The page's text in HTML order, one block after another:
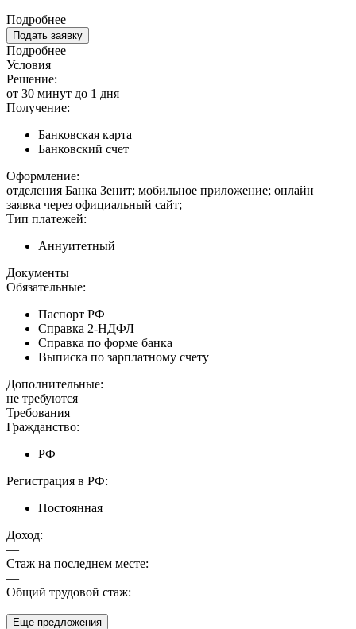
Подробнее
Подать заявку
Подробнее
Условия
Решение:
от 30 минут до 1 дня
Получение:
Банковская карта
Банковский счет
Оформление:
отделения Банка Зенит; мобильное приложение; онлайн
заявка через официальный сайт;
Тип платежей:
Аннуитетный
Документы
Обязательные:
Паспорт РФ
Справка 2-НДФЛ
Справка по форме банка
Выписка по зарплатному счету
Дополнительные:
не требуются
Требования
Гражданство:
РФ
Регистрация в РФ:
Постоянная
Доход:
—
Стаж на последнем месте:
—
Общий трудовой стаж:
—
Еще предложения